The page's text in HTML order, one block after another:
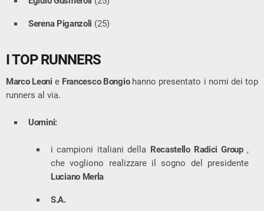
Serena Piganzoli (25)
I TOP RUNNERS
Marco Leoni e Francesco Bongio hanno presentato i nomi dei top
runners al via.
Uomini:
i campioni italiani della Recastello Radici Group ,
che vogliono realizzare il sogno del presidente
Luciano Merla
S.A.